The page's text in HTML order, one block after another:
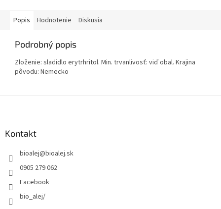
Popis Hodnotenie Diskusia
Podrobný popis
Zloženie: sladidlo erytrhritol. Min. trvanlivosť: viď obal. Krajina
pôvodu: Nemecko
Kontakt
bioalej@bioalej.sk
0905 279 062
Facebook
bio_alej/